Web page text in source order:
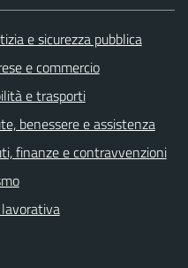
e sicurezza pubblica
e commercio
e trasporti
benessere e assistenza
finanze e contravvenzioni